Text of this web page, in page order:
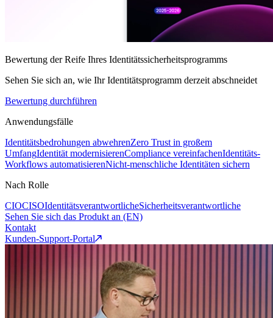
Bewertung der Reife Ihres Identitätssicherheitsprogramms
Sehen Sie sich an, wie Ihr Identitätsprogramm derzeit abschneidet
Bewertung durchführen
Anwendungsfälle
Identitätsbedrohungen abwehrenZero Trust in großem
UmfangIdentität modernisierenCompliance vereinfachenIdentitäts-
Workflows automatisierenNicht-menschliche Identitäten sichern
Nach Rolle
CIOCISOIdentitätsverantwortlicheSicherheitsverantwortliche
Sehen Sie sich das Produkt an (EN)
Kontakt
Kunden-Support-Portal